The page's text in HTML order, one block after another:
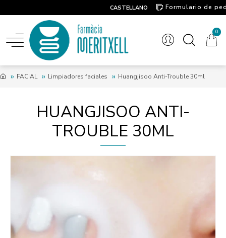
CASTELLANO
Formulario de
0
FACIAL Limpiadores faciales Huangjisoo Anti-Trouble 30ml
HUANGJISOO ANTI-
TROUBLE 30ML